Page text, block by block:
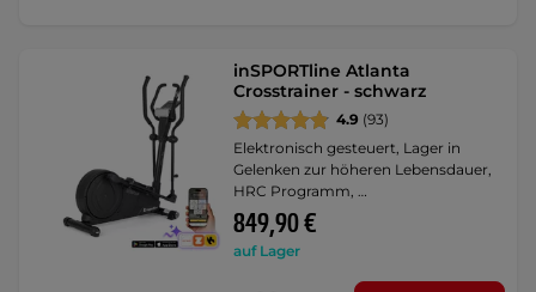
inSPORTline Atlanta
Crosstrainer - schwarz
4.9 (93)
Elektronisch gesteuert, Lager in
Gelenken zur höheren Lebensdauer,
HRC Programm, …
849,90 €
auf Lager